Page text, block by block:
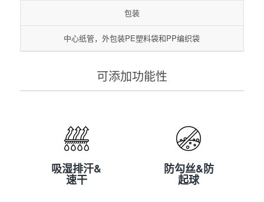
包装
中心纸管，外包装PE塑料袋和PP编织袋
可添加功能性
吸湿排汗&
速干
吸湿排汗&
速干 防勾丝&防
起球
防勾丝&防
起球